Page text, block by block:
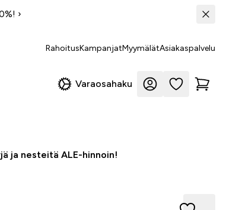
›
RahoitusKampanjatMyymälätAsiakaspalvelu
Varaosahaku
ja nesteitä ALE-hinnoin!